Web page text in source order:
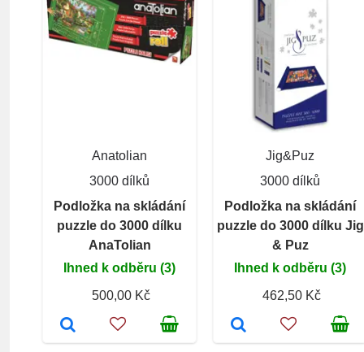
Anatolian
3000 dílků
Podložka na skládání
puzzle do 3000 dílku
AnaTolian
Ihned k odběru (3)
500,00 Kč
Jig&Puz
3000 dílků
Podložka na skládání
puzzle do 3000 dílku Jig
& Puz
Ihned k odběru (3)
462,50 Kč